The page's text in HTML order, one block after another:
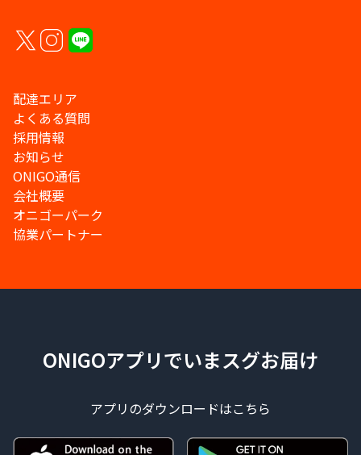
配達エリア
よくある質問
採用情報
お知らせ
ONIGO通信
会社概要
オニゴーパーク
協業パートナー
ONIGOアプリでいまスグお届け
アプリのダウンロードはこちら